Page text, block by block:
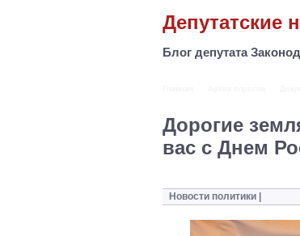
Депутатские
Блог депутата
Дорогие
вас с Днем
Новости политики